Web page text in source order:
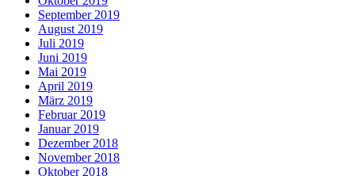
September 2019
August 2019
Juli 2019
Juni 2019
Mai 2019
April 2019
März 2019
Februar 2019
Januar 2019
Dezember 2018
November 2018
Oktober 2018